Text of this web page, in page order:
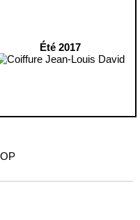
Été 2017